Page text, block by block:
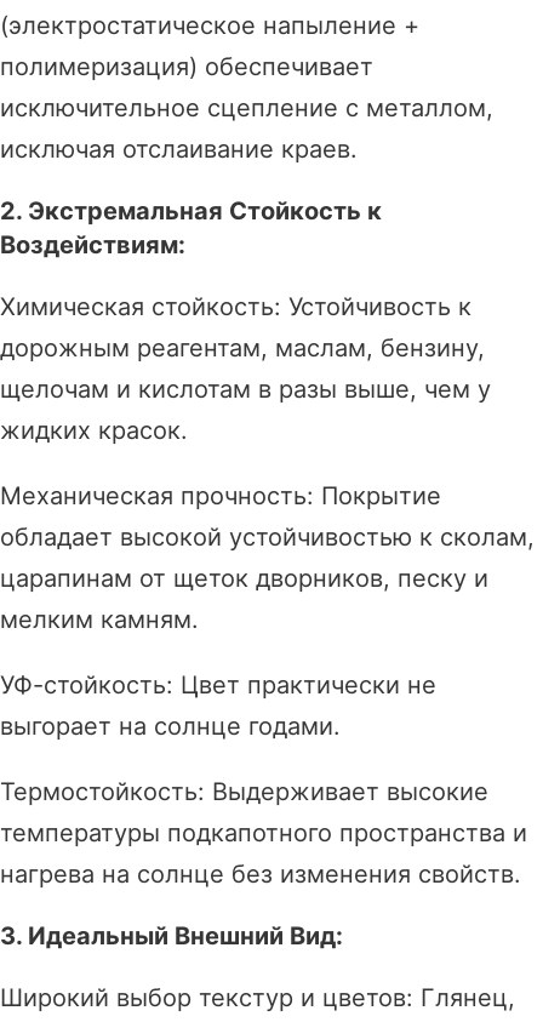
(электростатическое напыление +
полимеризация) обеспечивает
исключительное сцепление с металлом,
исключая отслаивание краев.
2. Экстремальная Стойкость к
Воздействиям:
Химическая стойкость: Устойчивость к
дорожным реагентам, маслам, бензину,
щелочам и кислотам в разы выше, чем у
жидких красок.
Механическая прочность: Покрытие
обладает высокой устойчивостью к сколам,
царапинам от щеток дворников, песку и
мелким камням.
УФ-стойкость: Цвет практически не
выгорает на солнце годами.
Термостойкость: Выдерживает высокие
температуры подкапотного пространства и
нагрева на солнце без изменения свойств.
3. Идеальный Внешний Вид:
Широкий выбор текстур и цветов: Глянец,